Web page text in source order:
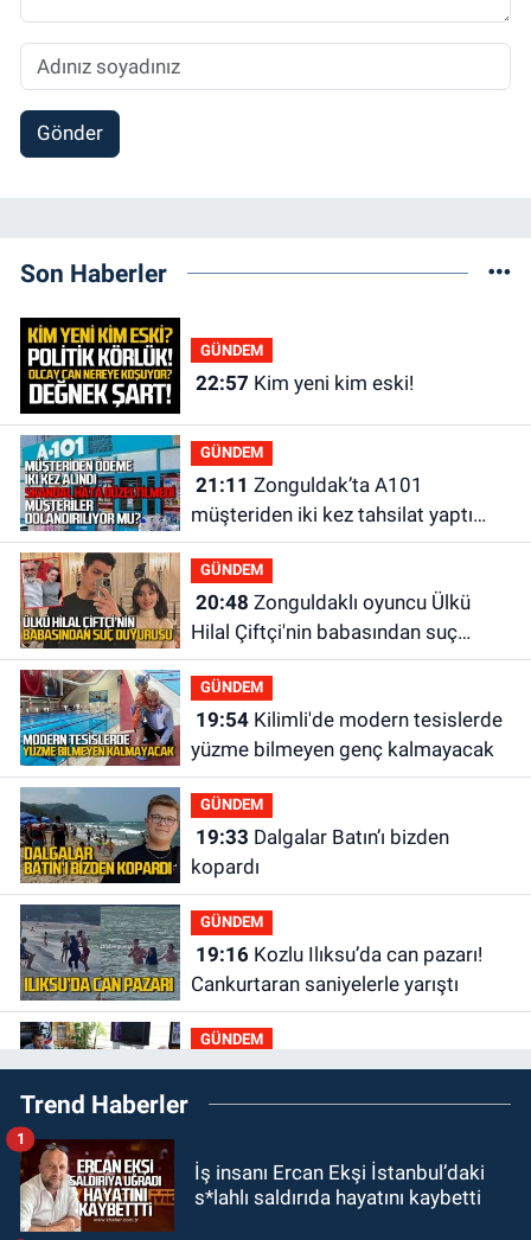
Gönder
Son Haberler
GÜNDEM
22:57 Kim yeni kim eski!
GÜNDEM
21:11
müşteriden iki kez tahsilat yaptı
geri ödemiyor!
GÜNDEM
20:48
Hilal Çiftçi'nin babasından suç
duyurusu
GÜNDEM
19:54Kilimli'de modern tesislerde
yüzme bilmeyen genç kalmayacak
GÜNDEM
19:33
kopardı
GÜNDEM
19:16Kozlu Ilıksu’da can pazarı!
Cankurtaran saniyelerle yarıştı
GÜNDEM
19:01Çaycumalılar Derneği
Başkanı Savaş Çiloğlu GMİS
17:45Kozlu Belediyespor, Tezcan
Gökmen'i kadrosuna kattı
Trend Haberler
İş insanı Ercan Ekşi İstanbul’daki
s*lahlı saldırıda hayatını kaybetti
1